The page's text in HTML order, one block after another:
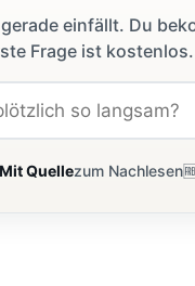
einfällt. Du
Frage ist kostenlos.
Mit Quellezum Nachlesen